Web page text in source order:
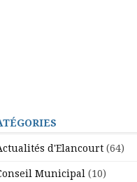
d'Elancourt (64)
Municipal (10)